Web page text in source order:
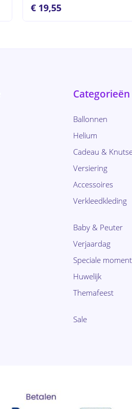
€ 19,55
Categorieën
Ballonnen
Helium
Cadeau &
Versiering
Accessoires
Verkleedkleding
Baby & Peuter
Verjaardag
Speciale
Huwelijk
Themafeest
Sale